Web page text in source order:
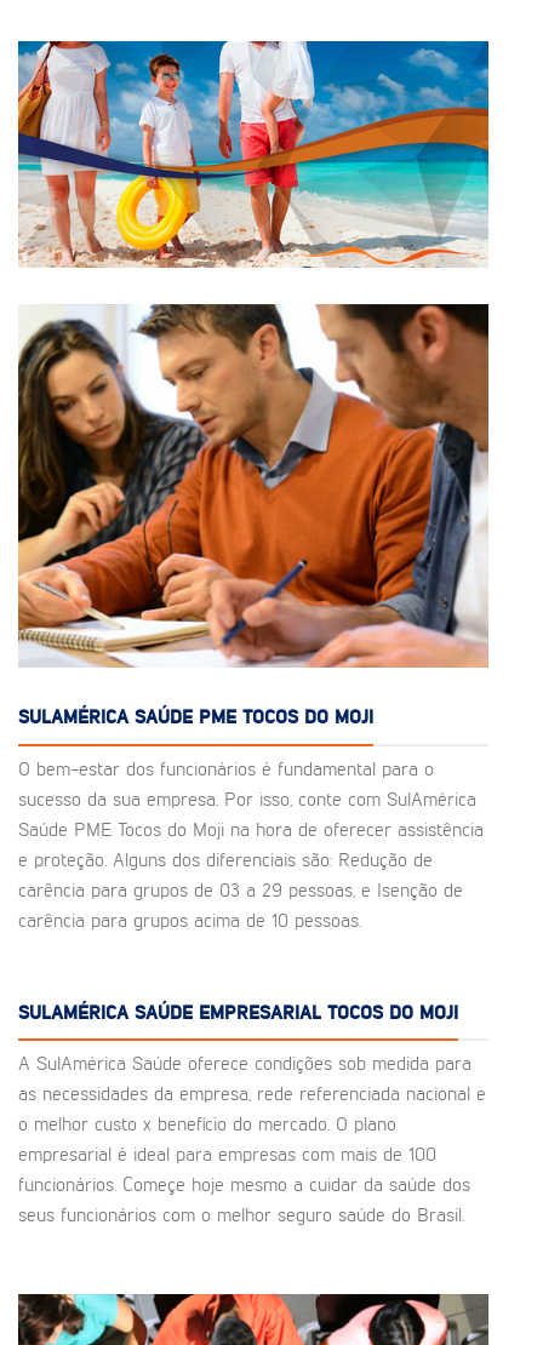
SULAMÉRICA SAÚDE PME TOCOS DO MOJI
O bem-estar dos funcionários é fundamental para o
sucesso da sua empresa. Por isso, conte com SulAmérica
Saúde PME Tocos do Moji na hora de oferecer assistência
e proteção. Alguns dos diferenciais são: Redução de
carência para grupos de 03 a 29 pessoas, e Isenção de
carência para grupos acima de 10 pessoas.
SULAMÉRICA SAÚDE EMPRESARIAL TOCOS DO MOJI
A SulAmérica Saúde oferece condições sob medida para
as necessidades da empresa, rede referenciada nacional e
o melhor custo x benefício do mercado. O plano
empresarial é ideal para empresas com mais de 100
funcionários. Começe hoje mesmo a cuidar da saúde dos
seus funcionários com o melhor seguro saúde do Brasil.